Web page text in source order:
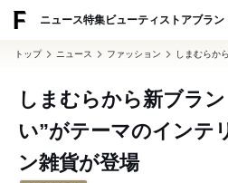
ニュース特集ビューティ ストアブラン
トップ ニュース ファッション しまむらか
しまむらから新ブラ
い”がテーマのインテ
ン雑貨が登場